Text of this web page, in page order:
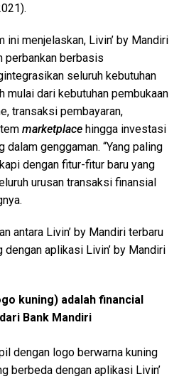
ini menjelaskan, Livin’ by Mandiri
perbankan berbasis
seluruh kebutuhan
mulai dari kebutuhan pembukaan
transaksi pembayaran,
marketplace hingga investasi
dalam genggaman. “Yang paling
dengan fitur-fitur baru yang
urusan transaksi finansial
antara Livin’ by Mandiri terbaru
aplikasi Livin’ by Mandiri
kuning) adalah financial
Bank Mandiri
dengan logo berwarna kuning
berbeda dengan aplikasi Livin’